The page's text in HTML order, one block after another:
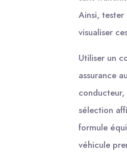
Ainsi, tester
visualiser
Utiliser un
assurance
sélection
formule
véhicule